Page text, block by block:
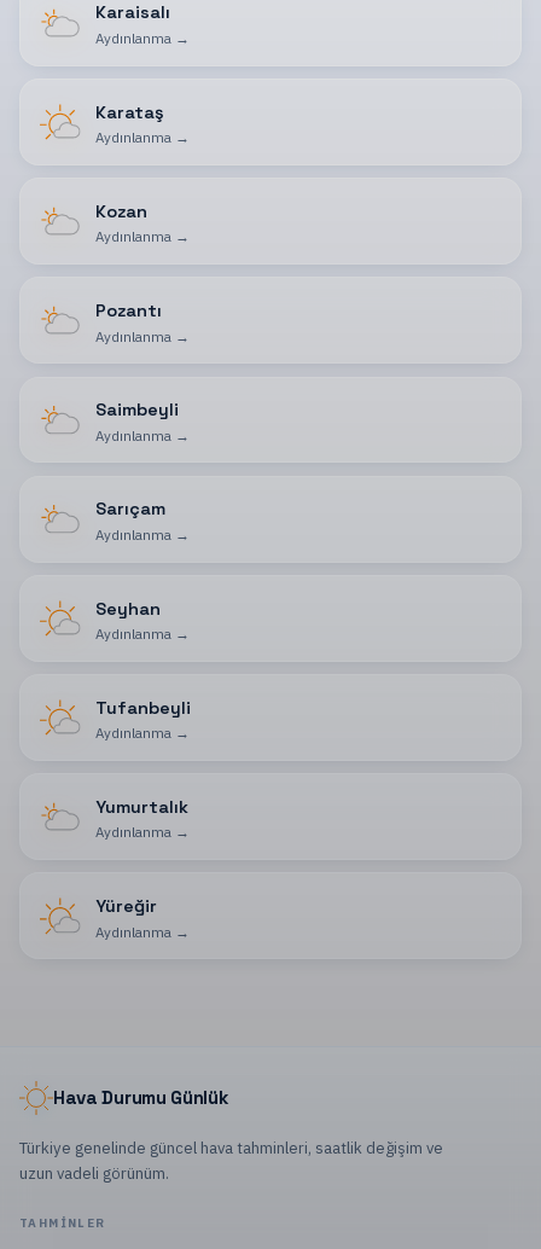
Karaisalı
Aydınlanma→
Karataş
Aydınlanma→
Kozan
Aydınlanma→
Pozantı
Aydınlanma →
Saimbeyli
Aydınlanma →
Sarıçam
Aydınlanma →
Seyhan
Aydınlanma→
Tufanbeyli
Aydınlanma→
Yumurtalık
Aydınlanma→
Yüreğir
Aydınlanma →
Hava Durumu Günlük
Türkiye genelinde güncel hava tahminleri, saatlik değişim ve
uzun vadeli görünüm.
TAHMINLER